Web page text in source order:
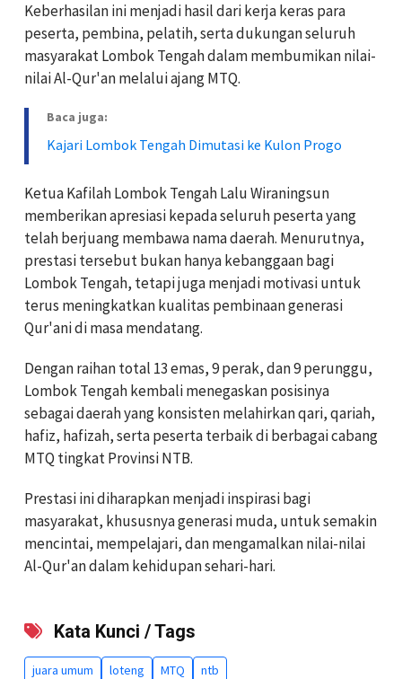
Keberhasilan ini menjadi hasil dari kerja keras para
peserta, pembina, pelatih, serta dukungan seluruh
masyarakat Lombok Tengah dalam membumikan nilai-
nilai Al-Qur'an melalui ajang MTQ.
Baca juga:
Kajari Lombok Tengah Dimutasi ke Kulon Progo
Ketua Kafilah Lombok Tengah Lalu Wiraningsun
memberikan apresiasi kepada seluruh peserta yang
telah berjuang membawa nama daerah. Menurutnya,
prestasi tersebut bukan hanya kebanggaan bagi
Lombok Tengah, tetapi juga menjadi motivasi untuk
terus meningkatkan kualitas pembinaan generasi
Qur'ani di masa mendatang.
Dengan raihan total 13 emas, 9 perak, dan 9 perunggu,
Lombok Tengah kembali menegaskan posisinya
sebagai daerah yang konsisten melahirkan qari, qariah,
hafiz, hafizah, serta peserta terbaik di berbagai cabang
MTQ tingkat Provinsi NTB.
Prestasi ini diharapkan menjadi inspirasi bagi
masyarakat, khususnya generasi muda, untuk semakin
mencintai, mempelajari, dan mengamalkan nilai-nilai
Al-Qur'an dalam kehidupan sehari-hari.
Kata Kunci / Tags
juara umum loteng MTQ ntb